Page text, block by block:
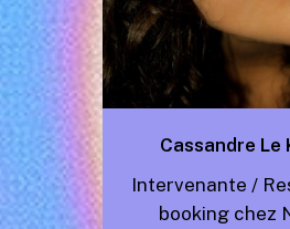
Cassandre Le
Intervenante /
booking chez